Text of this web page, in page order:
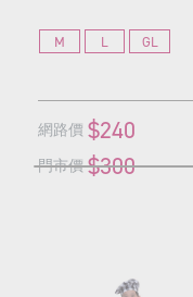
M L GL
網路價 $240
門市價 $300